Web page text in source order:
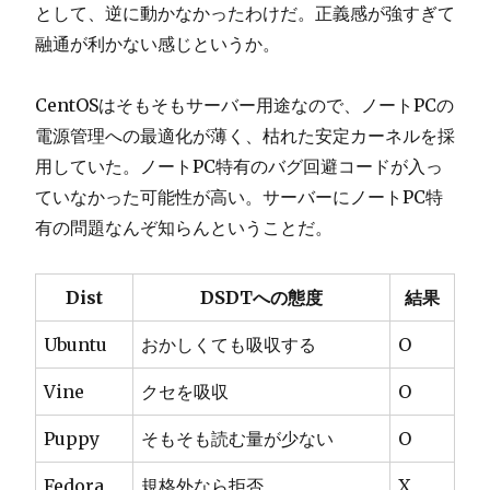
として、逆に動かなかったわけだ。正義感が強すぎて
融通が利かない感じというか。
CentOSはそもそもサーバー用途なので、ノートPCの
電源管理への最適化が薄く、枯れた安定カーネルを採
用していた。ノートPC特有のバグ回避コードが入っ
ていなかった可能性が高い。サーバーにノートPC特
有の問題なんぞ知らんということだ。
Dist DSDTへの態度 結果
Ubuntu おかしくても吸収する O
Vine クセを吸収 O
Puppy そもそも読む量が少ない O